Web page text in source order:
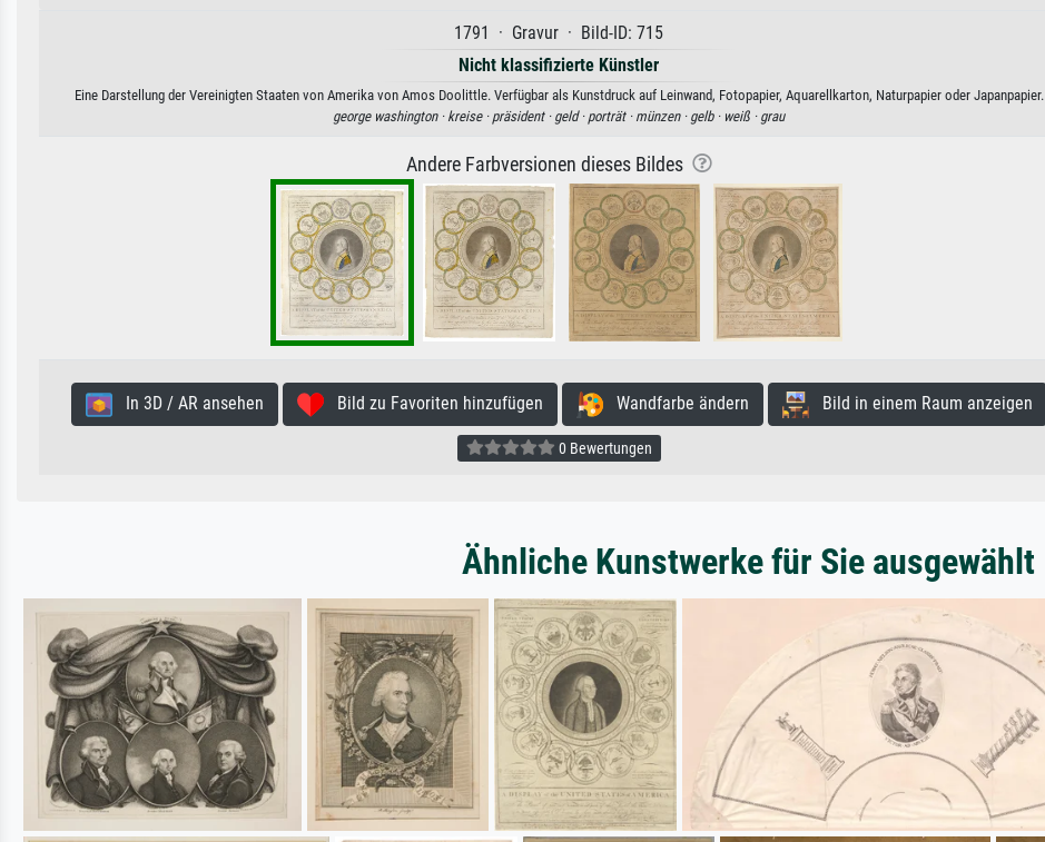
1791 · Gravur · Bild-ID: 715
Nicht klassifizierte Künstler
Eine Darstellung der Vereinigten Staaten von Amerika von Amos Doolittle. Verfügbar als Kunstdruck auf Leinwand, Fotopapier, Aquarellkarton, Naturpapier oder Japanpapier.
george washington · kreise · präsident · geld · porträt · münzen · gelb · weiß · grau
Andere Farbversionen dieses Bildes
In 3D / AR ansehen Bild zu Favoriten hinzufügen Wandfarbe ändern Bild in einem Raum anzeigen
0 Bewertungen
Ähnliche Kunstwerke für Sie ausgewählt